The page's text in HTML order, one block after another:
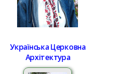
Українська Церковна
Архітектура